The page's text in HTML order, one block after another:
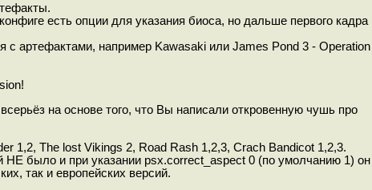
есть опции для указания биоса, но дальше первого кадра
с артефактами, например Kawasaki или James Pond 3 - Operation
на основе того, что Вы написали откровенную чушь про
1,2, The lost Vikings 2, Road Rash 1,2,3, Crach Bandicot 1,2,3.
НЕ было и при указании psx.correct_aspect 0 (по умолчанию 1) он
так и европейских версий.